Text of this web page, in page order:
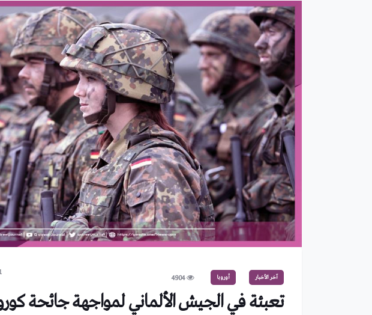
آخر الأخبار أوروبا 4904
تعبئة في الجيش الألماني لمواجهة جائحة